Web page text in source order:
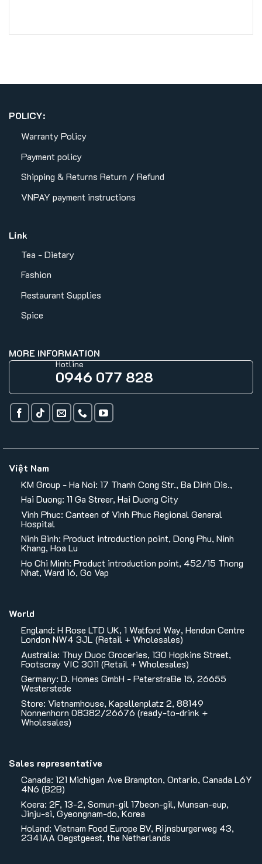
POLICY:
Warranty Policy
Payment policy
Shipping & Returns Return / Refund
VNPAY payment instructions
Link
Tea - Dietary
Fashion
Restaurant Supplies
Spice
MORE INFORMATION
Hotline
0946 077 828
Việt Nam
KM Group - Ha Noi: 17 Thanh Cong Str., Ba Dinh Dis.,
Hai Duong: 11 Ga Streer, Hai Duong City
Vinh Phuc: Canteen of Vinh Phuc Regional General
Hospital
Ninh Binh: Product introduction point, Dong Phu, Ninh
Khang, Hoa Lu
Ho Chi Minh: Product introduction point, 452/15 Thong
Nhat, Ward 16, Go Vap
World
England: H Rose LTD UK, 1 Watford Way, Hendon Centre
London NW4 3JL (Retail + Wholesales)
Australia: Thuy Duoc Groceries, 130 Hopkins Street,
Footscray VIC 3011 (Retail + Wholesales)
Germany: D. Homes GmbH - PeterstraBe 15, 26655
Westerstede
Store: Vietnamhouse, Kapellenplatz 2, 88149
Nonnenhorn 08382/26676 (ready-to-drink +
Wholesales)
Sales representative
Canada: 121 Michigan Ave Brampton, Ontario, Canada L6Y
4N6 (B2B)
Koera: 2F, 13-2, Somun-gil 17beon-gil, Munsan-eup,
Jinju-si, Gyeongnam-do, Korea
Holand: Vietnam Food Europe BV, Rijnsburgerweg 43,
2341AA Oegstgeest, the Netherlands